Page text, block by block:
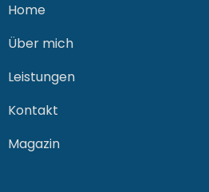
Home
Über mich
Leistungen
Kontakt
Magazin